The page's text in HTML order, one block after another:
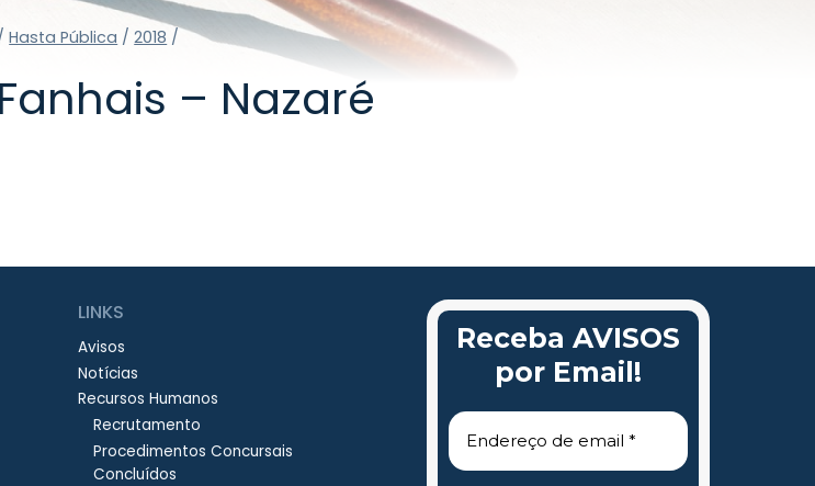
Hasta Pública / 2018 /
– Nazaré
LINKS
Avisos
Notícias
Recursos Humanos
Recrutamento
Procedimentos Concursais
Concluídos
Receba AVISOS
por Email!